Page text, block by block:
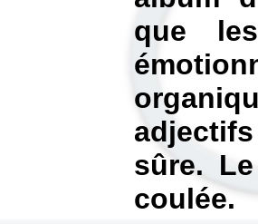
que
sûre.
coulée.